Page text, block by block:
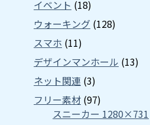
イベント (18)
ウォーキング (128)
スマホ (11)
デザインマンホール (13)
ネット関連 (3)
フリー素材 (97)
スニーカー 1280×731